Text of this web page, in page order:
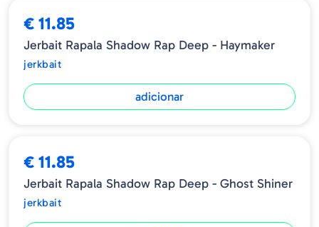
€ 11.85
Jerbait Rapala Shadow Rap Deep - Haymaker
jerkbait
adicionar
€ 11.85
Jerbait Rapala Shadow Rap Deep - Ghost Shiner
jerkbait